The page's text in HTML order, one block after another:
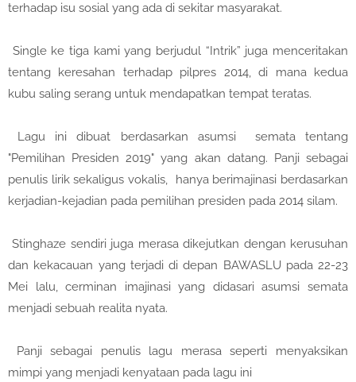
terhadap isu sosial yang ada di sekitar masyarakat.
Single ke tiga kami yang berjudul “Intrik” juga menceritakan
tentang keresahan terhadap pilpres 2014, di mana kedua
kubu saling serang untuk mendapatkan tempat teratas.
Lagu ini dibuat berdasarkan asumsi semata tentang
"Pemilihan Presiden 2019" yang akan datang. Panji sebagai
penulis lirik sekaligus vokalis, hanya berimajinasi berdasarkan
kerjadian-kejadian pada pemilihan presiden pada 2014 silam.
Stinghaze sendiri juga merasa dikejutkan dengan kerusuhan
dan kekacauan yang terjadi di depan BAWASLU pada 22-23
Mei lalu, cerminan imajinasi yang didasari asumsi semata
menjadi sebuah realita nyata.
Panji sebagai penulis lagu merasa seperti menyaksikan
mimpi yang menjadi kenyataan pada lagu ini